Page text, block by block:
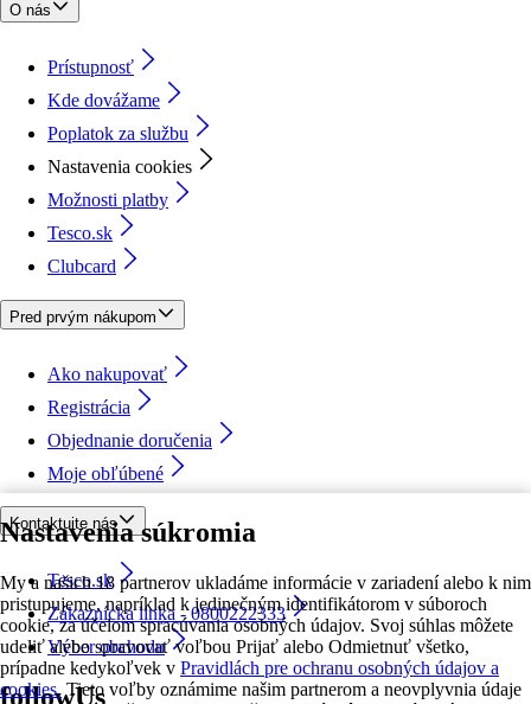
Nastavenia súkromia
My a našich 18 partnerov ukladáme informácie v zariadení alebo k nim
pristupujeme, napríklad k jedinečným identifikátorom v súboroch
cookie, za účelom spracúvania osobných údajov. Svoj súhlas môžete
udeliť alebo spravovať voľbou Prijať alebo Odmietnuť všetko,
prípadne kedykoľvek v Pravidlách pre ochranu osobných údajov a
cookies. Tieto voľby oznámime našim partnerom a neovplyvnia údaje
O nás
Prístupnosť
Kde dovážame
Poplatok za službu
Nastavenia cookies
Možnosti platby
Tesco.sk
Clubcard
Pred prvým nákupom
Ako nakupovať
Registrácia
Objednanie doručenia
Moje obľúbené
Kontaktujte nás
Tesco.sk
Zákaznícka linka - 0800222333
Výber obchodu
followUs